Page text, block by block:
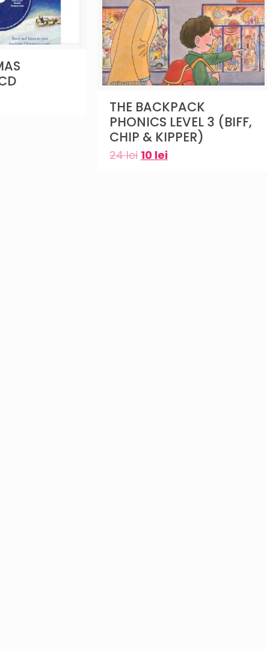
THE BACKPACK
PHONICS LEVEL 3 (BIFF,
CHIP & KIPPER)
24lei 10 lei